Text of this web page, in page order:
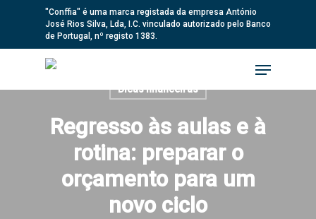
"Conffia" é uma marca registada da empresa António
José Rios Silva, Lda, I.C. vinculado autorizado pelo Banco
de Portugal, nº registo 1383.
Menu
Dicas financeiras
Regresso às aulas e à
rotina: preparar o
orçamento para um
novo ciclo